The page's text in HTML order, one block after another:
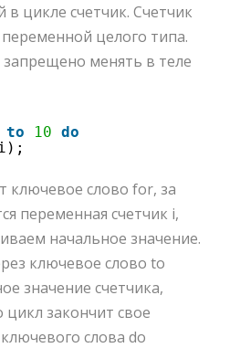
в цикле счетчик. Счетчик
целого типа.
менять в теле
to 10 do
ключевое слово for, за
переменная счетчик i,
начальное значение.
ключевое слово to
значение счетчика,
цикл закончит свое
слова do